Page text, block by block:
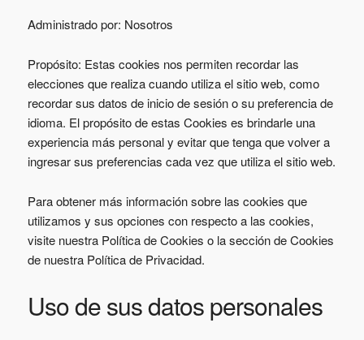
Administrado por: Nosotros
Propósito: Estas cookies nos permiten recordar las
elecciones que realiza cuando utiliza el sitio web, como
recordar sus datos de inicio de sesión o su preferencia de
idioma. El propósito de estas Cookies es brindarle una
experiencia más personal y evitar que tenga que volver a
ingresar sus preferencias cada vez que utiliza el sitio web.
Para obtener más información sobre las cookies que
utilizamos y sus opciones con respecto a las cookies,
visite nuestra Política de Cookies o la sección de Cookies
de nuestra Política de Privacidad.
Uso de sus datos personales